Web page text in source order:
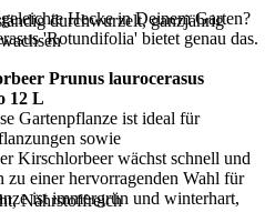
durchwurzelt, ganzjährig
Nährstoffreich
Hecke in Deinem Garten?
'Rotundifolia' bietet genau das.
Prunus laurocerasus
12 L
Gartenpflanze ist ideal für
sowie
Kirschlorbeer wächst schnell und
zu einer hervorragenden Wahl für
ist immergrün und winterhart,